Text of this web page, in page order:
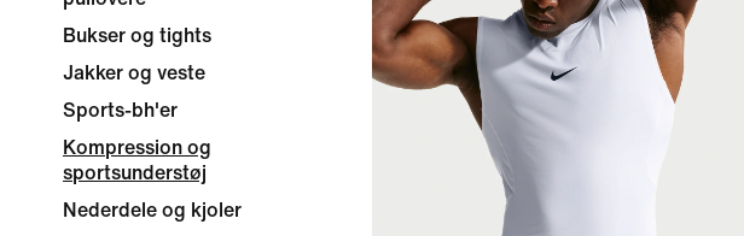
Bukser og tights
Jakker og veste
Sports-bh'er
Kompression og
sportsunderstøj
Nederdele og kjoler